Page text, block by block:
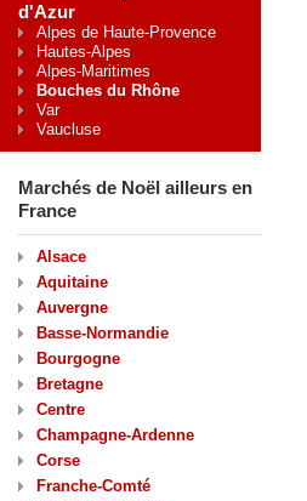
d'Azur
Alpes de Haute-Provence
Hautes-Alpes
Alpes-Maritimes
Bouches du Rhône
Var
Vaucluse
Marchés de Noël ailleurs en
France
Alsace
Aquitaine
Auvergne
Basse-Normandie
Bourgogne
Bretagne
Centre
Champagne-Ardenne
Corse
Franche-Comté